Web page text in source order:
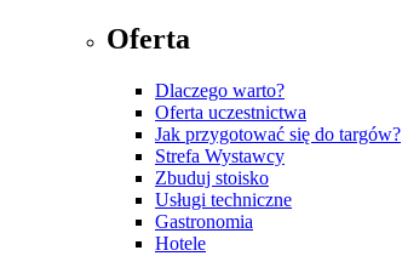
Oferta
Dlaczego warto?
Oferta uczestnictwa
Jak przygotować się do targów?
Strefa Wystawcy
Zbuduj stoisko
Usługi techniczne
Gastronomia
Hotele